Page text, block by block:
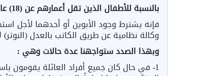
بالنسبة للأطفال الذين تقل أعمارهم عن (18) عاماً
فإنه يشترط وجود الأبوين أو أحدهما لأجل
وكالة نظامية عن طريق الكاتب بالعدل
وبهذا الصدد ستواجهنا عدة حالات وهي :
1- في حال كان جميع أفراد العائلة يقومون